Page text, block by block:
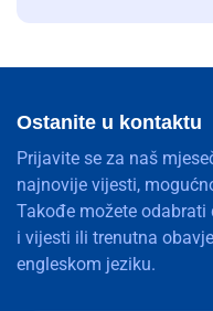
Ostanite u kontaktu
Prijavite se za naš
najnovije vijesti,
Takođe možete
i vijesti ili trenutna
engleskom jeziku.